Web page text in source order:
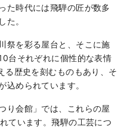
た時代には飛騨の匠が数多
た。
祭を彩る屋台と、そこに施
台それぞれに個性的な表情
る歴史を刻むものもあり、そ
込められています。
り会館」では、これらの屋
ています。飛騨の工芸につ